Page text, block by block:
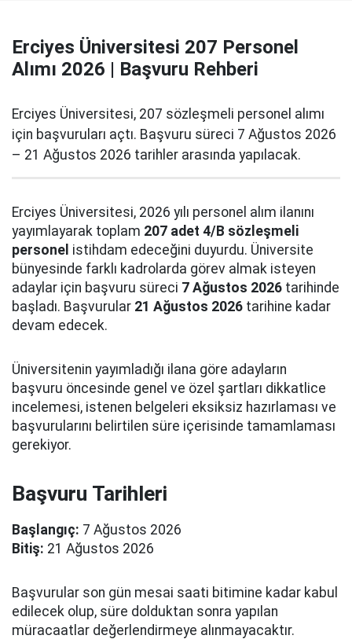
Erciyes Üniversitesi 207 Personel
Alımı 2026 | Başvuru Rehberi
Erciyes Üniversitesi, 207 sözleşmeli personel alımı
için başvuruları açtı. Başvuru süreci 7 Ağustos 2026
– 21 Ağustos 2026 tarihler arasında yapılacak.
Erciyes Üniversitesi, 2026 yılı personel alım ilanını
yayımlayarak toplam 207 adet 4/B sözleşmeli
personel istihdam edeceğini duyurdu. Üniversite
bünyesinde farklı kadrolarda görev almak isteyen
adaylar için başvuru süreci 7 Ağustos 2026 tarihinde
başladı. Başvurular 21 Ağustos 2026 tarihine kadar
devam edecek.
Üniversitenin yayımladığı ilana göre adayların
başvuru öncesinde genel ve özel şartları dikkatlice
incelemesi, istenen belgeleri eksiksiz hazırlaması ve
başvurularını belirtilen süre içerisinde tamamlaması
gerekiyor.
Başvuru Tarihleri
Başlangıç: 7 Ağustos 2026
Bitiş: 21 Ağustos 2026
Başvurular son gün mesai saati bitimine kadar kabul
edilecek olup, süre dolduktan sonra yapılan
müracaatlar değerlendirmeye alınmayacaktır.